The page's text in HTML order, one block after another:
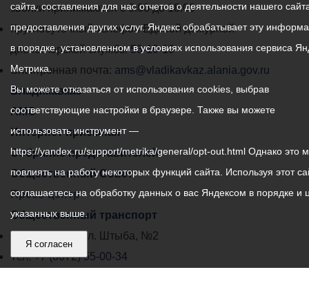
администрации
местного
самоуправления
города
Владикавказ:
звонки принимаются с 9:00 до 18:00
Круглосуточный телефон Единой дежурной
диспетчерской службы53-19-19
Электронная почта: ams@vladikavkaz.alania.gov.ru
Владикавказ
АМС
Интернет приемная
Собрание представителей
Общественный Совет
Пресс-центр
Общественный транспорт
Владикавказ, пл. Штыба, №2
Тел:+7 (8672) 55-00-34
сайта, составления для нас отчетов о деятельности нашего
предоставления других услуг. Яндекс обрабатывает эту
в порядке, установленном в условиях использования сервиса
Метрика.
Вы можете отказаться от использования cookies, выбрав
соответствующие настройки в браузере. Также вы можете
использовать инструмент —
https://yandex.ru/support/metrika/general/opt-out.html Однако это
повлиять на работу некоторых функций сайта. Используя этот
соглашаетесь на обработку данных о вас Яндексом в порядке и
указанных выше.
Я согласен